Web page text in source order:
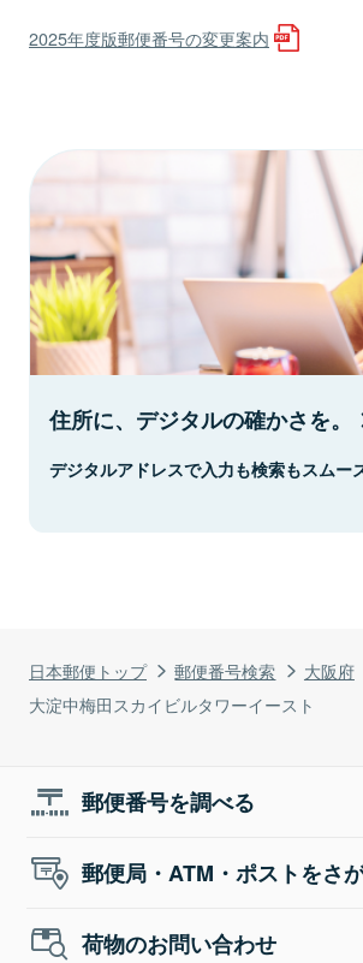
日本郵便トップ 郵便番号検索 大阪府
大淀中梅田スカイビルタワーイースト
2025年度版郵便番号の変更案内
住所に、デジタルの確かさを。
デジタルアドレスで入力も検索もスムー
郵便番号を調べる
郵便局・ATM・ポストをさ
荷物のお問い合わせ